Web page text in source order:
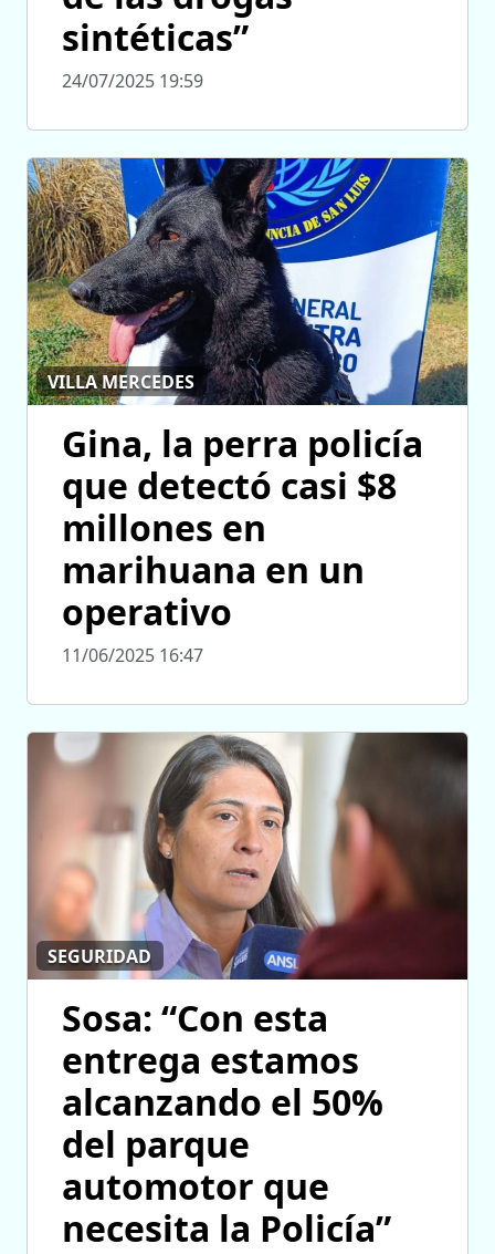
sintéticas”
24/07/2025 19:59
VILLA MERCEDES
Gina, la perra policía
que detectó casi $8
millones en
marihuana en un
operativo
11/06/2025 16:47
SEGURIDAD
Sosa: “Con esta
entrega estamos
alcanzando el 50%
del parque
automotor que
necesita la Policía”